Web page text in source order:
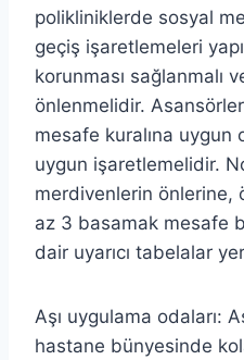
polikliniklerde sosyal
geçiş işaretlemeleri
korunması sağlanmalı
önlenmelidir.
mesafe kuralına
uygun işaretlemelidir.
merdivenlerin önlerine,
az 3 basamak mesafe
dair uyarıcı tabelalar
Aşı uygulama odaları:
hastane bünyesinde